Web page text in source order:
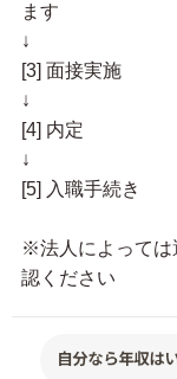
ます
↓
[3] 面接実施
↓
[4] 内定
↓
[5] 入職手続き
※法人によっては
認ください